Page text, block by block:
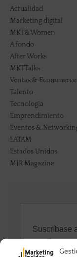
Actualidad
Marketing digital
MKT&Women
A fondo
After Works
MKTTalks
Ventas & Ecommerce
Talento
Tecnología
Emprendimiento
Eventos &
LATAM
Estados Unidos
MIR Magazine